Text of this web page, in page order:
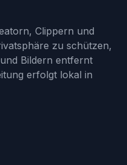
Clippern und
zu schützen,
Bildern entfernt
erfolgt lokal in